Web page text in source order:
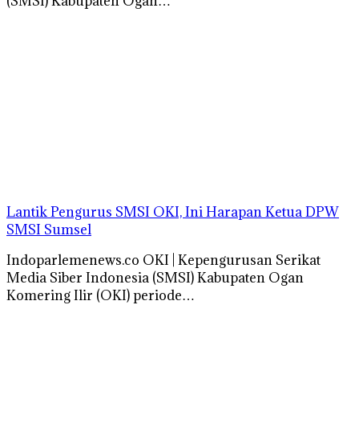
Lantik Pengurus SMSI OKI, Ini Harapan Ketua DPW
SMSI Sumsel
Indoparlemenews.co OKI | Kepengurusan Serikat
Media Siber Indonesia (SMSI) Kabupaten Ogan
Komering Ilir (OKI) periode…